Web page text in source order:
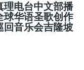
理电台中文部播
球华语圣歌创作
回音乐会吉隆坡